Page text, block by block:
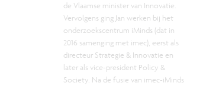
de Vlaamse minister van Innovatie.
Vervolgens ging Jan werken bij het
onderzoekscentrum iMinds (dat in
2016 samenging met imec), eerst als
directeur Strategie & Innovatie en
later als vice-president Policy &
Society. Na de fusie van imec-iMinds